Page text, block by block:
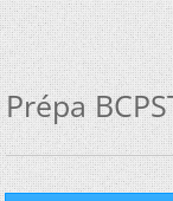
Prépa